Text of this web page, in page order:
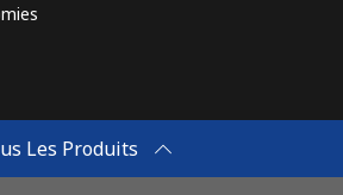
Les Produits